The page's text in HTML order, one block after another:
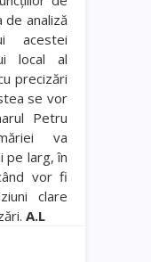
de analiză
acestei
local al
precizări
se vor
Petru
va
pe larg, în
vor fi
clare
A.L